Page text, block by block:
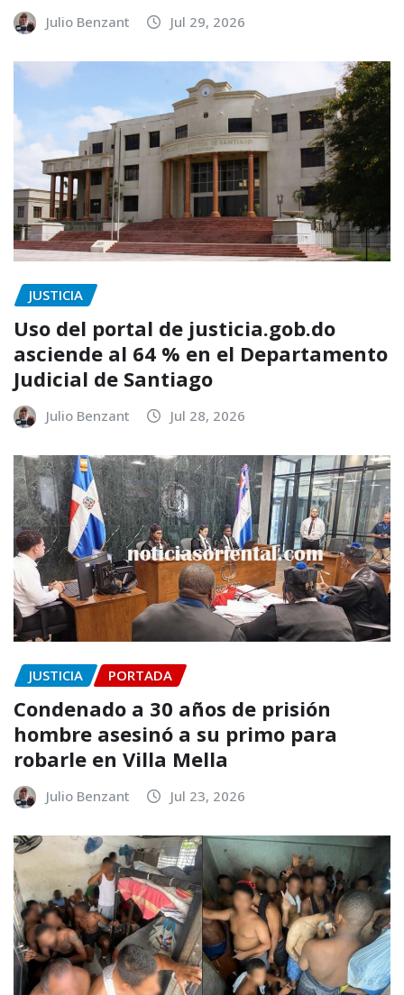
Julio Benzant Jul 29, 2026
JUSTICIA
Uso del portal de justicia.gob.do
asciende al 64 % en el Departamento
Judicial de Santiago
Julio Benzant Jul 28, 2026
JUSTICIA PORTADA
Condenado a 30 años de prisión
hombre asesinó a su primo para
robarle en Villa Mella
Julio Benzant Jul 23, 2026